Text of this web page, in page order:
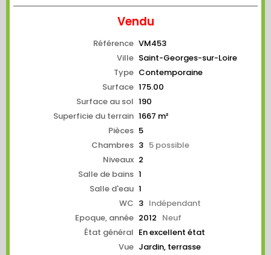
Vendu
Référence VM453
Ville Saint-Georges-sur-Loire
Type Contemporaine
Surface 175.00
Surface au sol 190
Superficie du terrain 1667 m²
Pièces 5
Chambres 3 5 possible
Niveaux 2
Salle de bains 1
Salle d'eau 1
WC 3 Indépendant
Epoque, année 2012 Neuf
État général En excellent état
Vue Jardin, terrasse